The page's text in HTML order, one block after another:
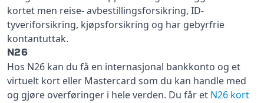
kortet men reise- avbestillingsforsikring, ID-
tyveriforsikring, kjøpsforsikring og har gebyrfrie
kontantuttak.
N26
Hos N26 kan du få en internasjonal bankkonto og et
virtuelt kort eller Mastercard som du kan handle med
og gjøre overføringer i hele verden. Du får et N26 kort